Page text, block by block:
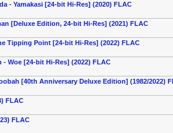
- Yamakasi [24-bit Hi-Res] (2020) FLAC
[Deluxe Edition, 24-bit Hi-Res] (2021) FLAC
Tipping Point [24-bit Hi-Res] (2022) FLAC
Woe [24-bit Hi-Res] (2022) FLAC
[40th Anniversary Deluxe Edition] (1982/2022)
FLAC
FLAC